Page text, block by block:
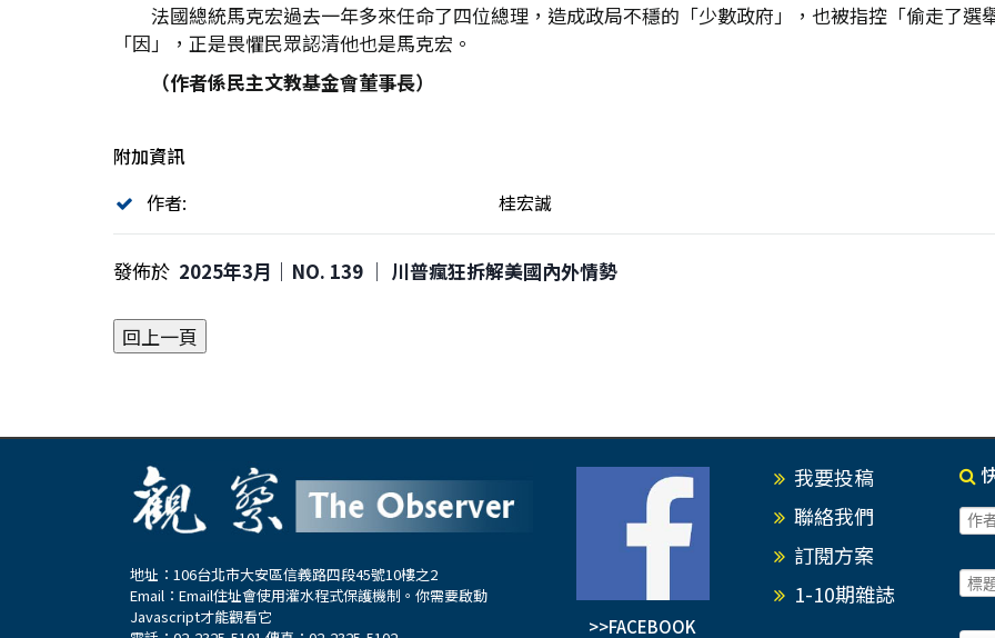
法國總統馬克宏過去一年多來任命了四位總理，造成政局不穩的「少數政府」，也被指控「偷走了
「因」，正是畏懼民眾認清他也是馬克宏。
（作者係民主文教基金會董事長）
附加資訊
作者:
桂宏誠
發佈於 2025年3月｜NO. 139 │ 川普瘋狂拆解美國內外情勢
地址：106台北市大安區信義路四段45號10樓之2
Email： Email住址會使用灌水程式保護機制。你需要啟動
Javascript才能觀看它
>>FACEBOOK
我要投稿
聯絡我們
訂閱方案
1-10期雜誌